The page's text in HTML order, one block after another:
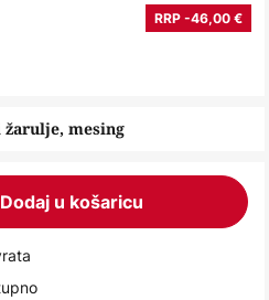
mesing
RRP -46,00 €
Dodaj u košaricu